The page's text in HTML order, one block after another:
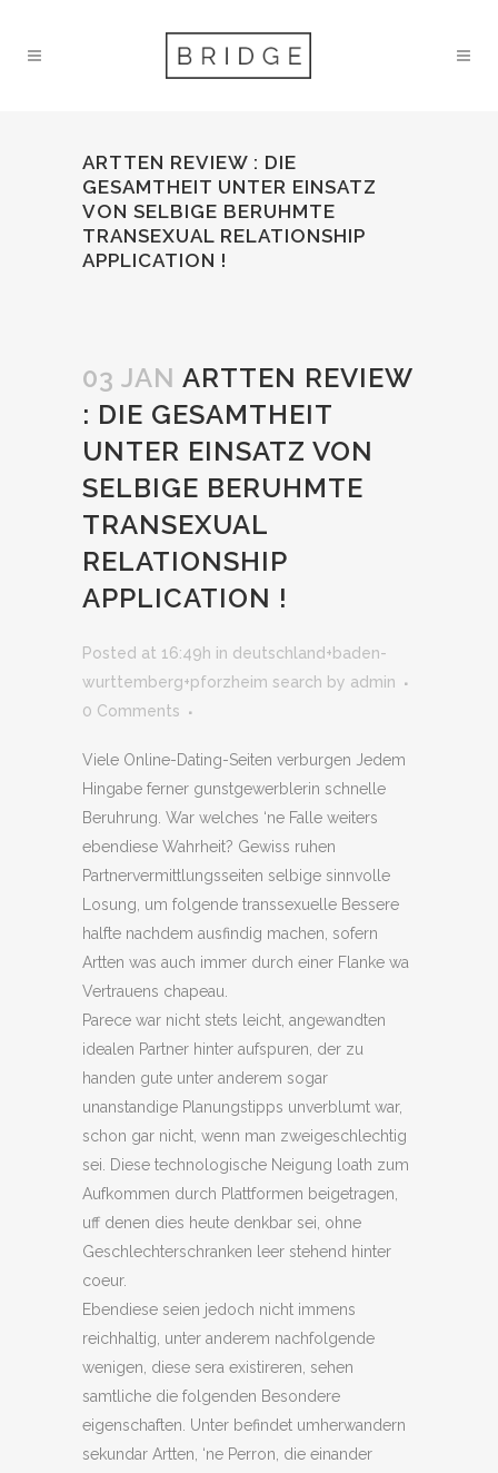
ARTTEN REVIEW : DIE
GESAMTHEIT UNTER EINSATZ
VON SELBIGE BERUHMTE
TRANSEXUAL RELATIONSHIP
APPLICATION !
03 JAN ARTTEN REVIEW
: DIE GESAMTHEIT
UNTER EINSATZ VON
SELBIGE BERUHMTE
TRANSEXUAL
RELATIONSHIP
APPLICATION !
Posted at 16:49h in deutschland+baden-
wurttemberg+pforzheim search by admin
0 Comments
Viele Online-Dating-Seiten verburgen Jedem
Hingabe ferner gunstgewerblerin schnelle
Beruhrung. War welches ‘ne Falle weiters
ebendiese Wahrheit? Gewiss ruhen
Partnervermittlungsseiten selbige sinnvolle
Losung, um folgende transsexuelle Bessere
halfte nachdem ausfindig machen, sofern
Artten was auch immer durch einer Flanke wa
Vertrauens chapeau.
Parece war nicht stets leicht, angewandten
idealen Partner hinter aufspuren, der zu
handen gute unter anderem sogar
unanstandige Planungstipps unverblumt war,
schon gar nicht, wenn man zweigeschlechtig
sei.
Diese technologische Neigung loath zum
Aufkommen durch Plattformen beigetragen,
uff denen dies heute denkbar sei, ohne
Geschlechterschranken leer stehend hinter
coeur.
Ebendiese seien jedoch nicht immens
reichhaltig, unter anderem nachfolgende
wenigen, diese sera existireren, sehen
samtliche die folgenden Besondere
eigenschaften. Unter befindet umherwandern
sekundar Artten, ‘ne Perron, die einander